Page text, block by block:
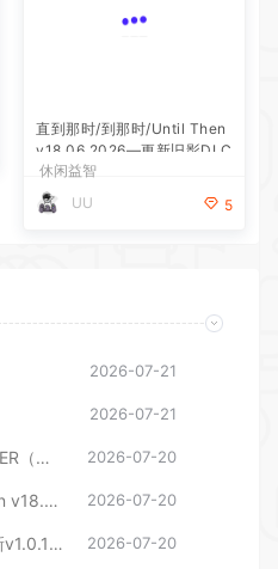
v18.06.2026—更新旧影DLC
2026-07-20
2026-07-20
2026-07-20
2026-07-10
地精捣蛋团/Burglin’ Gnomes 单机/网络联机 2026-06-26